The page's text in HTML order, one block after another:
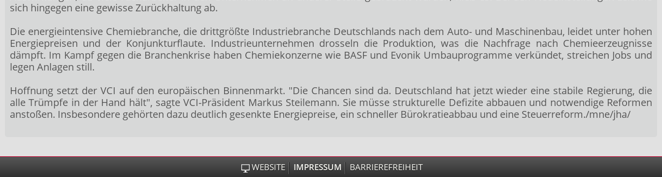
sich hingegen eine gewisse Zurückhaltung ab.
Die energieintensive Chemiebranche, die drittgrößte Industriebranche Deutschlands nach dem Auto- und Maschinenbau, leidet unter hohen
Energiepreisen und der Konjunkturflaute. Industrieunternehmen drosseln die Produktion, was die Nachfrage nach Chemieerzeugnisse
dämpft. Im Kampf gegen die Branchenkrise haben Chemiekonzerne wie BASF und Evonik Umbauprogramme verkündet, streichen Jobs und
legen Anlagen still.
Hoffnung setzt der VCI auf den europäischen Binnenmarkt. "Die Chancen sind da. Deutschland hat jetzt wieder eine stabile Regierung, die
alle Trümpfe in der Hand hält", sagte VCI-Präsident Markus Steilemann. Sie müsse strukturelle Defizite abbauen und notwendige Reformen
anstoßen. Insbesondere gehörten dazu deutlich gesenkte Energiepreise, ein schneller Bürokratieabbau und eine Steuerreform./mne/jha/
WEBSITE IMPRESSUM BARRIEREFREIHEIT